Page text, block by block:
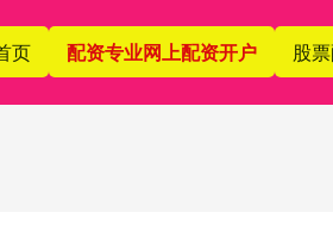
页 配资专业网上配资开户 股